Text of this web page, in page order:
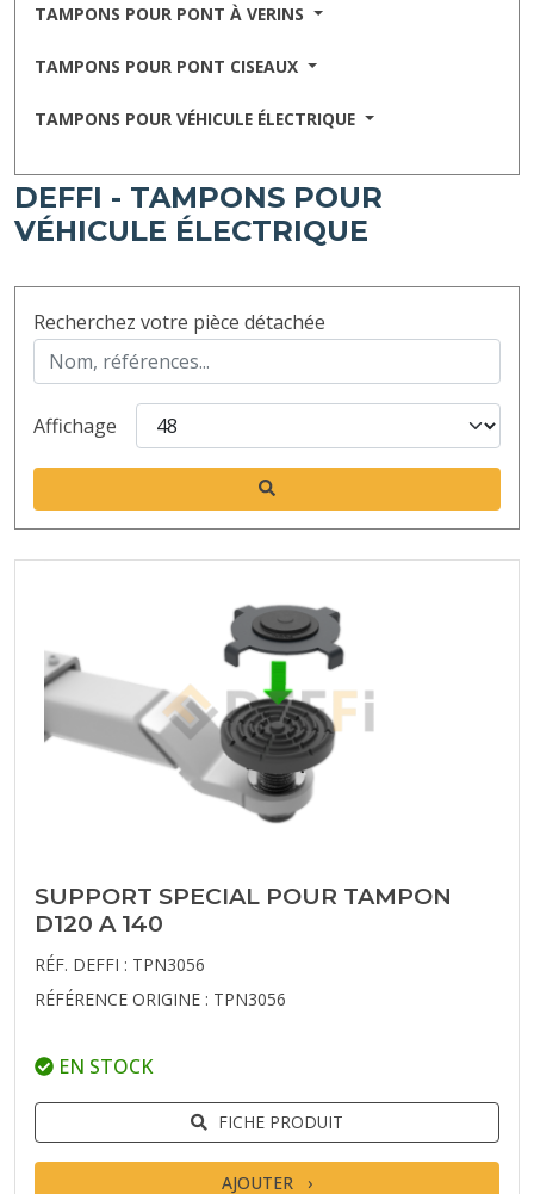
TAMPONS POUR PONT À VERINS
TAMPONS POUR PONT CISEAUX
TAMPONS POUR VÉHICULE ÉLECTRIQUE
DEFFI - TAMPONS POUR
VÉHICULE ÉLECTRIQUE
Recherchez votre pièce détachée
Affichage
SUPPORT SPECIAL POUR TAMPON
D120 A 140
RÉF. DEFFI : TPN3056
RÉFÉRENCE ORIGINE : TPN3056
EN STOCK
FICHE PRODUIT
AJOUTER